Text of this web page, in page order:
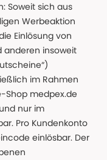
Soweit sich aus
Werbeaktion
Einlösung von
anderen insoweit
im Rahmen
Shop medpex.de
nur im
Pro Kundenkonto
einlösbar. Der